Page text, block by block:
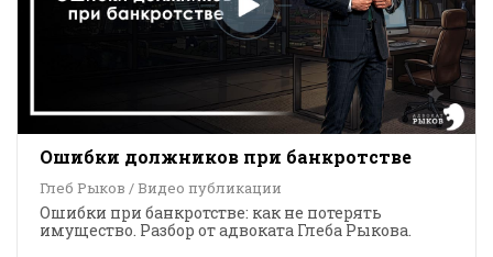
Ошибки должников при банкротстве
Глеб Рыков / Видео публикации
Ошибки при банкротстве: как не потерять
имущество. Разбор от адвоката Глеба Рыкова.